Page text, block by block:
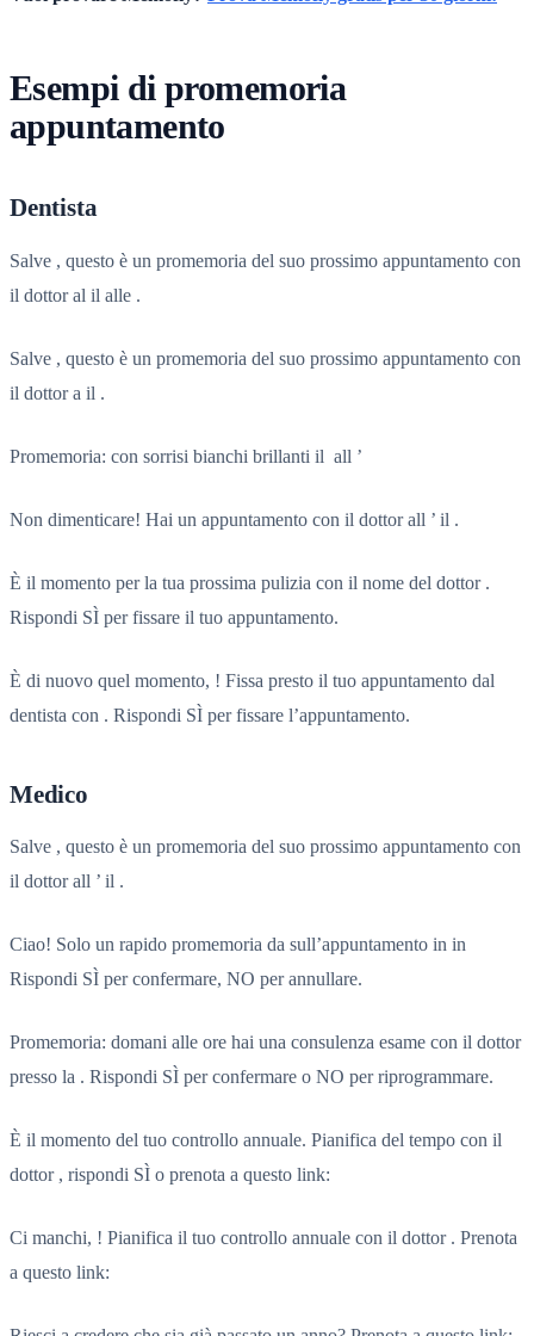
Esempi di promemoria
appuntamento
Dentista
Salve , questo è un promemoria del suo prossimo appuntamento con
il dottor al il alle .
Salve , questo è un promemoria del suo prossimo appuntamento con
il dottor a il .
Promemoria: con sorrisi bianchi brillanti il ​​ all ’
Non dimenticare! Hai un appuntamento con il dottor all ’ il .
È il momento per la tua prossima pulizia con il nome del dottor .
Rispondi SÌ per fissare il tuo appuntamento.
È di nuovo quel momento, ! Fissa presto il tuo appuntamento dal
dentista con . Rispondi SÌ per fissare l’appuntamento.
Medico
Salve , questo è un promemoria del suo prossimo appuntamento con
il dottor all ’ il .
Ciao! Solo un rapido promemoria da sull’appuntamento in in
Rispondi SÌ per confermare, NO per annullare.
Promemoria: domani alle ore hai una consulenza esame con il dottor
presso la . Rispondi SÌ per confermare o NO per riprogrammare.
È il momento del tuo controllo annuale. Pianifica del tempo con il
dottor , rispondi SÌ o prenota a questo link:
Ci manchi, ! Pianifica il tuo controllo annuale con il dottor . Prenota
a questo link: